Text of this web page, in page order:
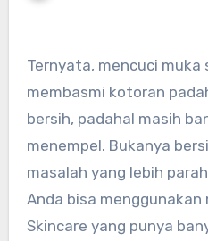
Ternyata, mencuci muka saja tidak cukup untuk
membasmi kotoran
bersih, padahal masih
menempel. Bukanya
masalah yang lebih
Anda bisa menggunakan
Skincare yang punya